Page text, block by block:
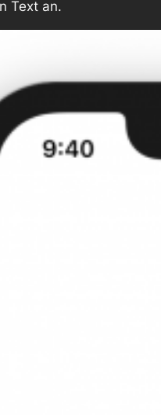
Text an.